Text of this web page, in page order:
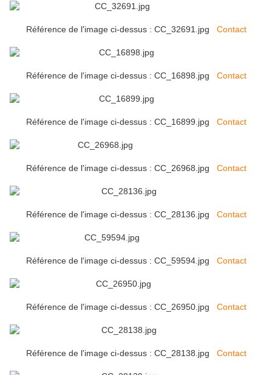
Référence de l'image ci-dessus : CC_32691.jpg Contact
Référence de l'image ci-dessus : CC_16898.jpg Contact
Référence de l'image ci-dessus : CC_16899.jpg Contact
Référence de l'image ci-dessus : CC_26968.jpg Contact
Référence de l'image ci-dessus : CC_28136.jpg Contact
Référence de l'image ci-dessus : CC_59594.jpg Contact
Référence de l'image ci-dessus : CC_26950.jpg Contact
Référence de l'image ci-dessus : CC_28138.jpg Contact